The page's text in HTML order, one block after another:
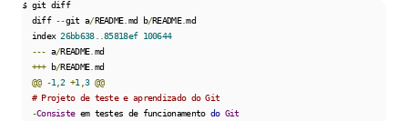
$ git diff
  diff
--git a/README. md b/README.md
  index
26bb638. .85818ef 100644
--- a/README. md
+++ b/README. md
@@ -1 ,2 +1 ,3 @@
# Projeto de teste e aprendizado do Git
-Consiste em testes de funcionamento do Git